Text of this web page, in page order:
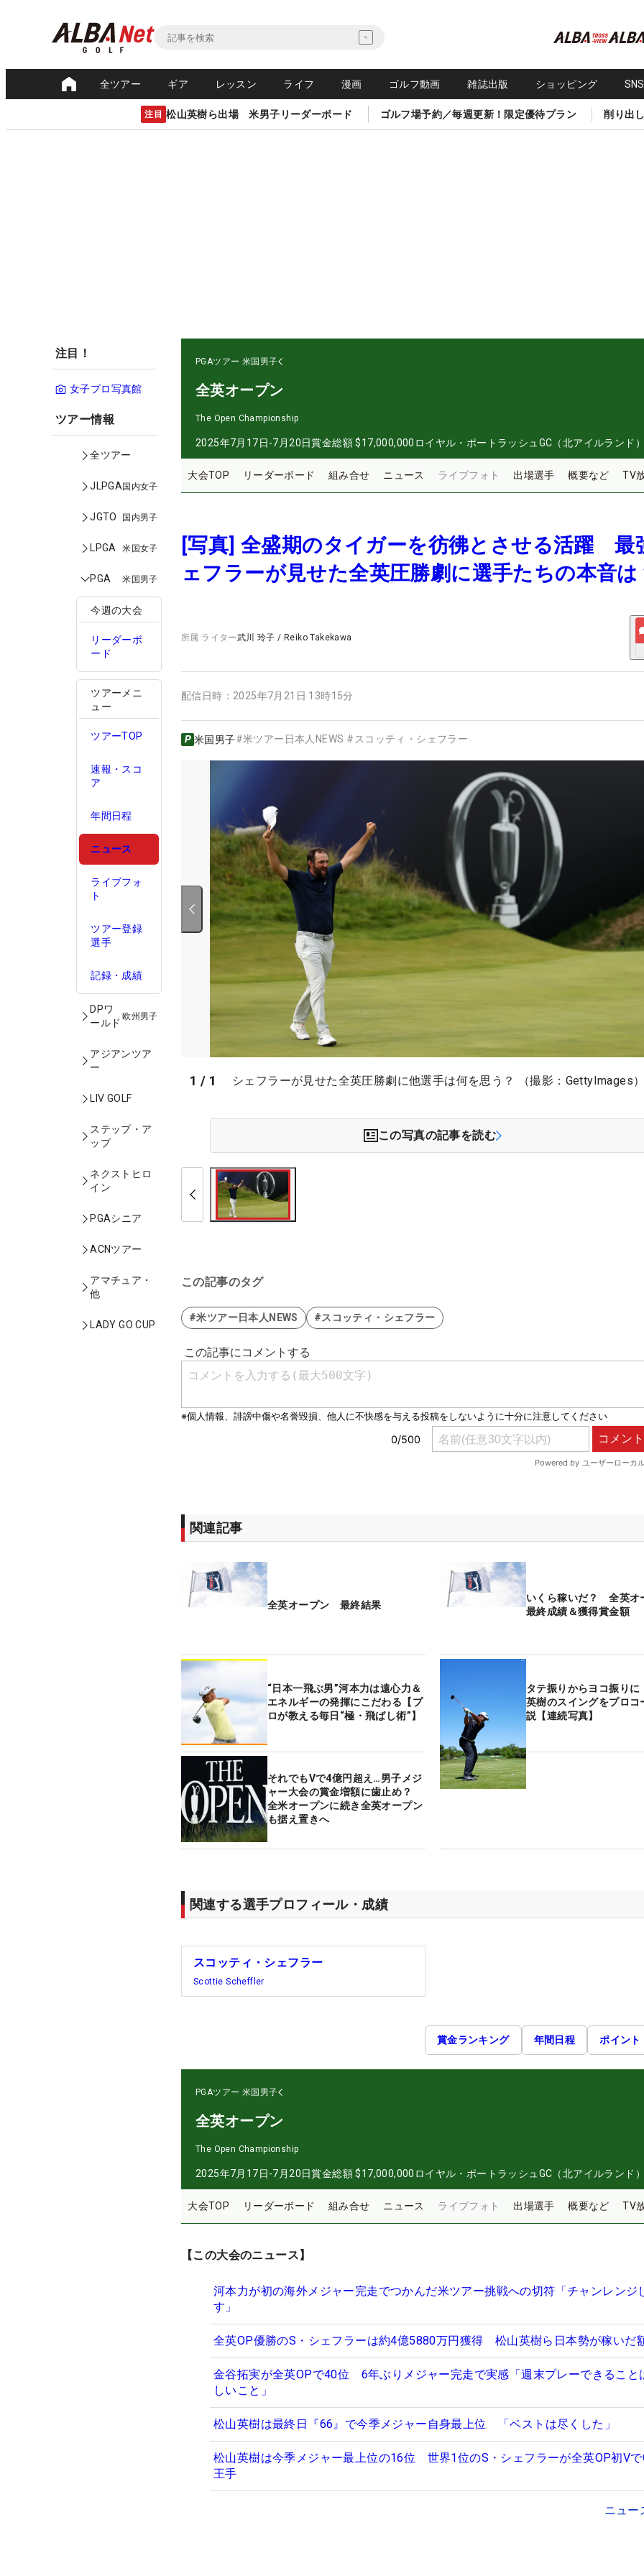
全ツアー ギア レッスン ライフ 漫画 ゴルフ動画 雑誌出版 ショッピング
注目 松山英樹ら出場 米男子リーダーボード ゴルフ場予約／毎週更新！限定優待プラン 削り出
注目！
女子プロ写真館
ツアー情報
全ツアー
JLPGA国内女子
JGTO 国内男子
LPGA 米国女子
PGA 米国男子
今週の大会
リーダーボ
ード
ツアーメニ
ュー
ツアーTOP
速報・スコ
ア
年間日程
ニュース
ライブフォ
ト
ツアー登録
選手
記録・成績
DPワ
ールド
欧州男子
アジアンツア
ー
LIV GOLF
ステップ・ア
ップ
ネクストヒロ
イン
PGAシニア
ACNツアー
アマチュア・
他
LADY GO CUP
PGAツアー 米国男子
全英オープン
The Open Championship
2025年7月17日-7月20日賞金総額 $17,000,000 ロイヤル・ポートラッシュGC（北アイルランド
大会TOP リーダーボード 組み合せ ニュース ライブフォト 出場選手 概要など TV
[写真] 全盛期のタイガーを彷彿とさせる活躍 最
ェフラーが見せた全英圧勝劇に選手たちの本音は
所属 ライター武川 玲子 / Reiko Takekawa
配信日時： 2025年7月21日 13時15分
米国男子#米ツアー日本人NEWS # スコッティ・シェフラー
1 / 1 シェフラーが見せた全英圧勝劇に他選手は何を思う？ （撮影：GettyImages
この写真の記事を読む
この記事のタグ
#米ツアー日本人NEWS #スコッティ・シェフラー
関連記事
全英オープン 最終結果
いくら稼いだ？ 全英オ
最終成績＆獲得賞金額
“日本一飛ぶ男”河本力は遠心力＆
エネルギーの発揮にこだわる【プ
ロが教える毎日“極・飛ばし術”】
タテ振りからヨコ振り
英樹のスイングをプロコ
説【連続写真】
それでもVで4億円超え…男子メジ
ャー大会の賞金増額に歯止め？
全米オープンに続き全英オープン
も据え置きへ
関連する選手プロフィール・成績
スコッティ・シェフラー
Scottie Scheffler
賞金ランキング 年間日程 ポイント
PGAツアー 米国男子
全英オープン
The Open Championship
2025年7月17日-7月20日賞金総額 $17,000,000 ロイヤル・ポートラッシュGC（北アイルランド
大会TOP リーダーボード 組み合せ ニュース ライブフォト 出場選手 概要など TV
【この大会のニュース】
河本力が初の海外メジャー完走でつかんだ米ツアー挑戦への切符「チャンレンジ
す」
全英OP優勝のS・シェフラーは約4億5880万円獲得 松山英樹ら日本勢が稼いだ
金谷拓実が全英OPで40位 6年ぶりメジャー完走で実感「週末プレーできること
しいこと」
松山英樹は最終日『66』で今季メジャー自身最上位 「ベストは尽くした」
松山英樹は今季メジャー最上位の16位 世界1位のS・シェフラーが全英OP初Vで
王手
ニュー